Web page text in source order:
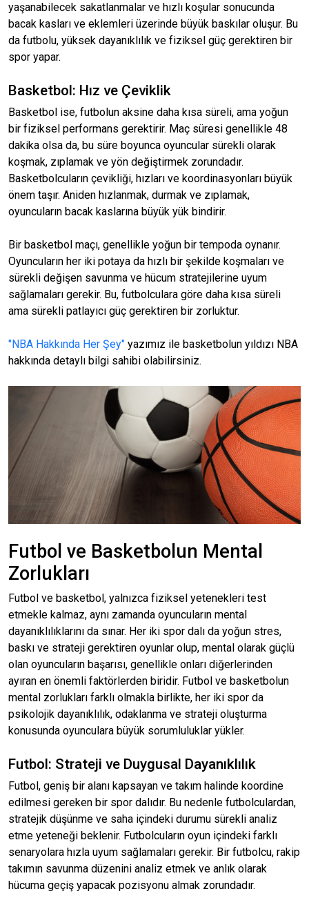
yaşanabilecek sakatlanmalar ve hızlı koşular sonucunda
bacak kasları ve eklemleri üzerinde büyük baskılar oluşur. Bu
da futbolu, yüksek dayanıklılık ve fiziksel güç gerektiren bir
spor yapar.
Basketbol: Hız ve Çeviklik
Basketbol ise, futbolun aksine daha kısa süreli, ama yoğun
bir fiziksel performans gerektirir. Maç süresi genellikle 48
dakika olsa da, bu süre boyunca oyuncular sürekli olarak
koşmak, zıplamak ve yön değiştirmek zorundadır.
Basketbolcuların çevikliği, hızları ve koordinasyonları büyük
önem taşır. Aniden hızlanmak, durmak ve zıplamak,
oyuncuların bacak kaslarına büyük yük bindirir.
Bir basketbol maçı, genellikle yoğun bir tempoda oynanır.
Oyuncuların her iki potaya da hızlı bir şekilde koşmaları ve
sürekli değişen savunma ve hücum stratejilerine uyum
sağlamaları gerekir. Bu, futbolculara göre daha kısa süreli
ama sürekli patlayıcı güç gerektiren bir zorluktur.
"NBA Hakkında Her Şey" yazımız ile basketbolun yıldızı NBA
hakkında detaylı bilgi sahibi olabilirsiniz.
Futbol ve Basketbolun Mental
Zorlukları
Futbol ve basketbol, yalnızca fiziksel yetenekleri test
etmekle kalmaz, aynı zamanda oyuncuların mental
dayanıklılıklarını da sınar. Her iki spor dalı da yoğun stres,
baskı ve strateji gerektiren oyunlar olup, mental olarak güçlü
olan oyuncuların başarısı, genellikle onları diğerlerinden
ayıran en önemli faktörlerden biridir. Futbol ve basketbolun
mental zorlukları farklı olmakla birlikte, her iki spor da
psikolojik dayanıklılık, odaklanma ve strateji oluşturma
konusunda oyunculara büyük sorumluluklar yükler.
Futbol: Strateji ve Duygusal Dayanıklılık
Futbol, geniş bir alanı kapsayan ve takım halinde koordine
edilmesi gereken bir spor dalıdır. Bu nedenle futbolculardan,
stratejik düşünme ve saha içindeki durumu sürekli analiz
etme yeteneği beklenir. Futbolcuların oyun içindeki farklı
senaryolara hızla uyum sağlamaları gerekir. Bir futbolcu, rakip
takımın savunma düzenini analiz etmek ve anlık olarak
hücuma geçiş yapacak pozisyonu almak zorundadır.